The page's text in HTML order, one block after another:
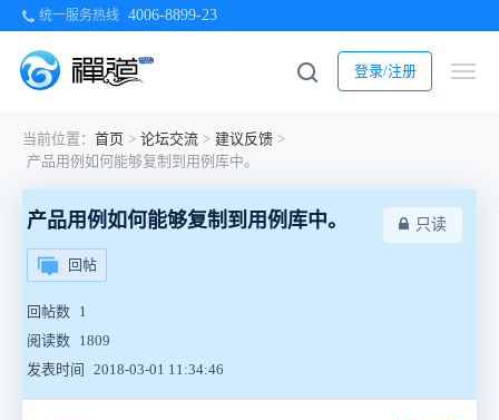
统一服务热线 4006-8899-23
登录/注册
当前位置： 首页 > 论坛交流 > 建议反馈 >
产品用例如何能够复制到用例库中。
只读
产品用例如何能够复制到用例库中。
回帖
回帖数 1
阅读数 1809
发表时间
2018-03-01 11:34:46